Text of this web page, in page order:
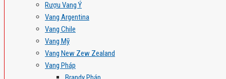
Rượu Vang Ý
Vang Argentina
Vang Chile
Vang Mỹ
Vang New Zew Zealand
Vang Pháp